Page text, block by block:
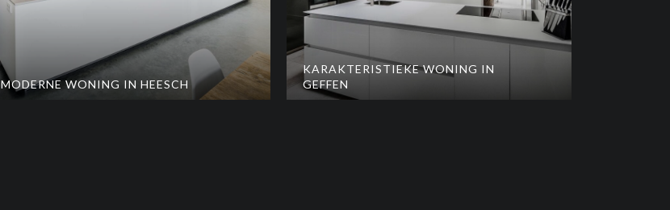
MODERNE WONING IN HEESCH
KARAKTERISTIEKE WONING IN
GEFFEN